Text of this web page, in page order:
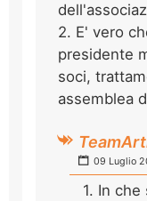
2. E' vero
presidente
soci,
assemblea
09 Luglio
1. In